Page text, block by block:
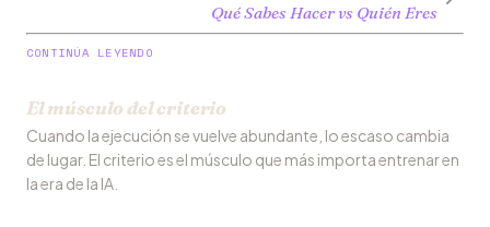
Qué Sabes Hacer vs Quién Eres
CONTINÚA LEYENDO
El músculo del criterio
Cuando la ejecución se vuelve abundante, lo escaso cambia
de lugar. El criterio es el músculo que más importa entrenar en
la era de la IA.